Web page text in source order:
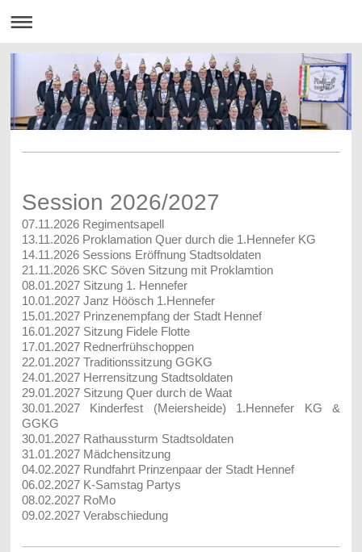
Session 2026/2027
07.11.2026 Regimentsapell
13.11.2026 Proklamation Quer durch die 1.Hennefer KG
14.11.2026 Sessions Eröffnung Stadtsoldaten
21.11.2026 SKC Söven Sitzung mit Proklamtion
08.01.2027 Sitzung 1. Hennefer
10.01.2027 Janz Höösch 1.Hennefer
15.01.2027 Prinzenempfang der Stadt Hennef
16.01.2027 Sitzung Fidele Flotte
17.01.2027 Rednerfrühschoppen
22.01.2027 Traditionssitzung GGKG
24.01.2027 Herrensitzung Stadtsoldaten
29.01.2027 Sitzung Quer durch de Waat
30.01.2027 Kinderfest (Meiersheide) 1.Hennefer KG &
GGKG
30.01.2027 Rathaussturm Stadtsoldaten
31.01.2027 Mädchensitzung
04.02.2027 Rundfahrt Prinzenpaar der Stadt Hennef
06.02.2027 K-Samstag Partys
08.02.2027 RoMo
09.02.2027 Verabschiedung